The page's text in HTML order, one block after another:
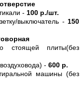
- 100 р./шт.
выключатель - 150
стоящей плиты(без
- 600 р.
машины (без